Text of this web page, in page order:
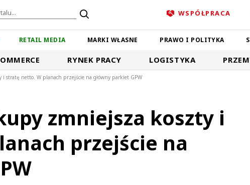
WSPÓŁPRACA
RETAIL MEDIA MARKI WŁASNE PRAWO I POLITYKA
RYNEK PRACY LOGISTYKA
stratę netto. W planach przejście na główny parkiet GPW
zmniejsza koszty i
przejście na